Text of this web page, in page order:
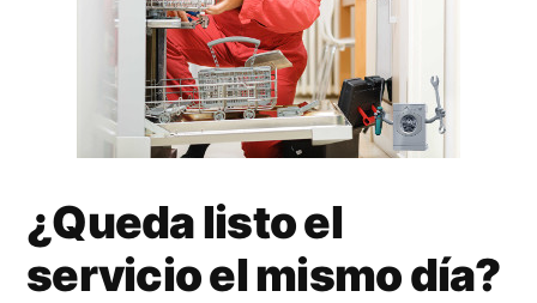
¿Queda listo el
servicio el mismo día?